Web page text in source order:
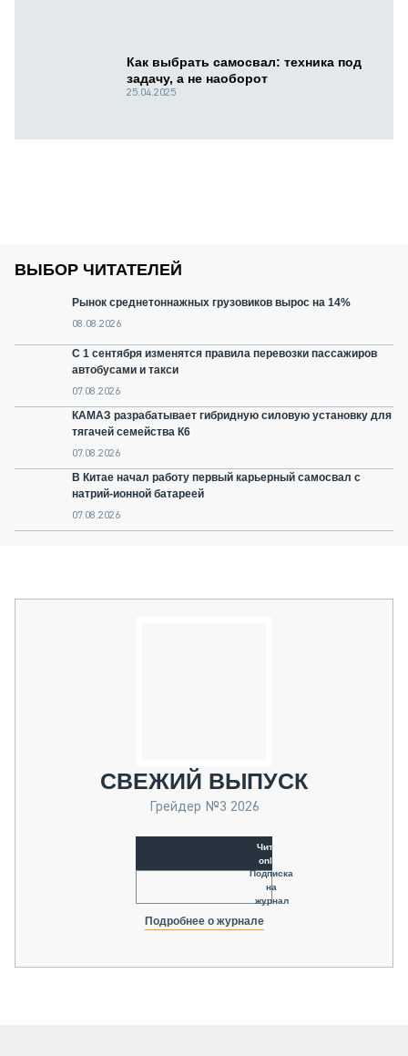
Как выбрать самосвал: техника под
задачу, а не наоборот
25.04.2025
ВЫБОР ЧИТАТЕЛЕЙ
Рынок среднетоннажных грузовиков вырос на 14%
08.08.2026
С 1 сентября изменятся правила перевозки пассажиров
автобусами и такси
07.08.2026
КАМАЗ разрабатывает гибридную силовую установку для
тягачей семейства К6
07.08.2026
В Китае начал работу первый карьерный самосвал с
натрий-ионной батареей
07.08.2026
СВЕЖИЙ ВЫПУСК
Грейдер №3 2026
Читать
online
Подписка
на
журнал
Подробнее о журнале